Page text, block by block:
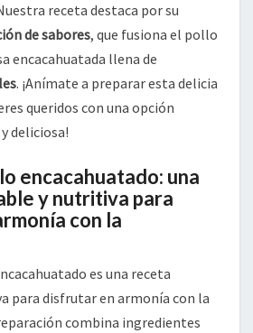
receta destaca por su
de sabores, que fusiona el pollo
encacahuatada llena de
. ¡Anímate a preparar esta delicia
queridos con una opción
deliciosa!
encacahuatado: una
y nutritiva para
con la
es una receta
para disfrutar en armonía con la
combina ingredientes